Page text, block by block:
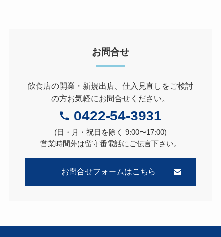
お問合せ
飲食店の開業・新規出店、仕入見直しをご検討
の方お気軽にお問合せください。
0422-54-3931
(日・月・祝日を除く 9:00〜17:00)
営業時間外は留守番電話にご伝言下さい。
お問合せフォームはこちら